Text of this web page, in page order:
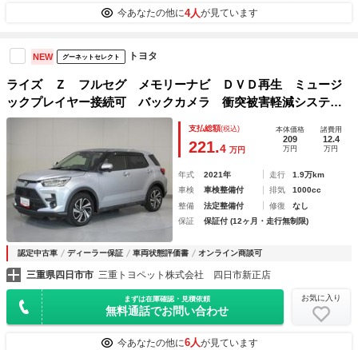
今あなたの他に4人が見ています
NEW グーネットセレクト トヨタ
ライズ Ｚ フルセグ メモリーナビ ＤＶＤ再生 ミュージ
ックプレイヤー接続可 バックカメラ 衝突被害軽減システ
ム ＥＴＣ ドラレコ ＬＥＤヘッドランプ ワンオーナー
支払総額(税込)
221.4 万円
本体価格
209
万円
諸費用
12.4
万円
年式 2021年 走行
1.9万km
車検
車検整備付 排気
1000cc
整備
法定整備付 修復
なし
保証
保証付 (12ヶ月・走行無制限)
認定中古車 ディーラー保証 車両状態評価書 オンライン商談可
三重県四日市市 三重トヨペット株式会社 四日市新正店
まずは在庫確認・見積依頼
無料通話でお問い合わせ
お気に入り
今あなたの他に6人が見ています